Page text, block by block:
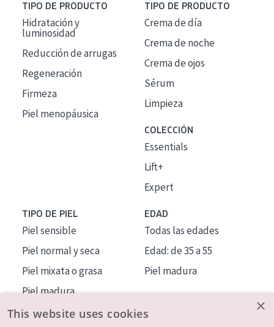
TIPO DE PRODUCTO
Hidratación y
luminosidad
Reducción de arrugas
Regeneración
Firmeza
Piel menopáusica
TIPO DE PRODUCTO
Crema de día
Crema de noche
Crema de ojos
Sérum
Limpieza
COLECCIÓN
Essentials
Lift+
Expert
TIPO DE PIEL
Piel sensible
Piel normal y seca
Piel mixata o grasa
Piel madura
Piel expuesta al sol
EDAD
Todas las edades
Edad: de 35 a 55
Piel madura
×
This website uses cookies